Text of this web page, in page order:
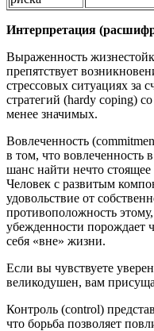
Интерпретация
Выраженность
препятствует
стрессовых ситуациях за
стратегий (hardy coping)
менее значимых.
Вовлеченность
в том, что вовлеченность
шанс найти нечто
Человек с развитым
удовольствие от
противоположность
убежденности порождает
себя «вне» жизни.
Если вы чувствуете
великодушен, вам
Контроль (control)
что борьба позволяет